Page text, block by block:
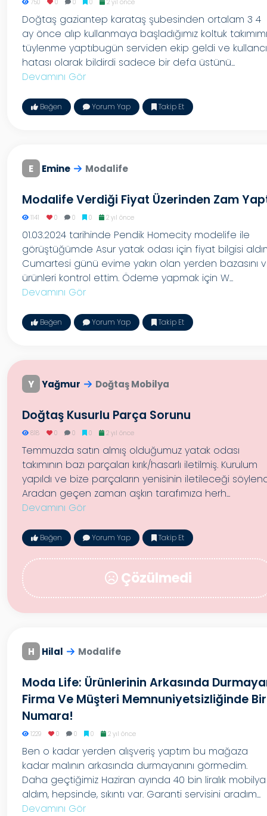
750 0 0 0 2 yıl önce
Doğtaş gaziantep karataş şubesinden ortalam 3 4
ay önce alıp kullanmaya başladığımız koltuk
tüylenme yaptıbugün serviden ekip geldi ve
hatası olarak bildirdi sadece bir defa üstünü...
Devamını Gör
Beğen Yorum Yap Takip Et
E Emine Modalife
Modalife Verdiği Fiyat Üzerinden Zam
1141 0 0 0 2 yıl önce
01.03.2024 tarihinde Pendik Homecity modelife ile
görüştüğümde Asur yatak odası için fiyat bilgisi
Cumartesi günü evime yakın olan yerden bazasını
ürünleri kontrol ettim. Ödeme yapmak için W...
Devamını Gör
Beğen Yorum Yap Takip Et
Y Yağmur Doğtaş Mobilya
Doğtaş Kusurlu Parça Sorunu
818 0 0 0 2 yıl önce
Temmuzda satın almış olduğumuz yatak odası
takımının bazı parçaları kırık/hasarlı iletilmiş. Kurulum
yapıldı ve bize parçaların yenisinin iletileceği
Aradan geçen zaman aşkın tarafımıza herh...
Devamını Gör
Beğen Yorum Yap Takip Et
Çözülmedi
H Hilal Modalife
Moda Life: Ürünlerinin Arkasında
Firma Ve Müşteri Memnuniyetsizliğinde Bir
Numara!
1229 0 0 0 2 yıl önce
Ben o kadar yerden alışveriş yaptım bu mağaza
kadar malının arkasında durmayanını görmedim.
Daha geçtiğimiz Haziran ayında 40 bin liralık mobilya
aldım, hepsinde, sıkıntı var. Garanti servisini aradım...
Devamını Gör